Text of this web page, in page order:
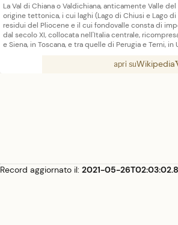
La Val di Chiana o Valdichiana, anticamente Valle
origine tettonica, i cui laghi (Lago di Chiusi e Lago
residui del Pliocene e il cui fondovalle consta di
dal secolo XI, collocata nell'Italia centrale,
e Siena, in Toscana, e tra quelle di Perugia e Terni, in
apri suWikipedia
Record aggiornato il: 2021-05-